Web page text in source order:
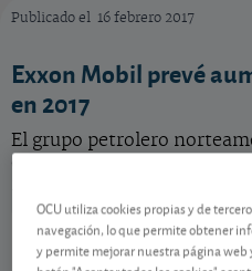
Publicado el 16 febrero 2017
Exxon Mobil prevé
en 2017
El grupo petrolero
Exxon Mobil
US30231G1022
OCU utiliza cookies propias y de
navegación, lo que permite obtener
y permite mejorar nuestra página web